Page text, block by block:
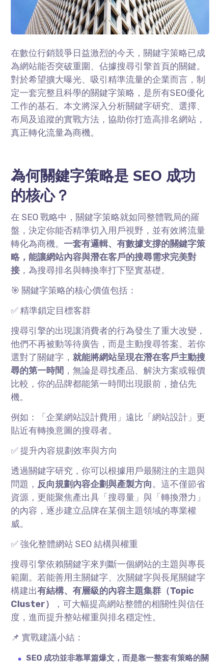
在數位行銷競爭日益激烈的今天，關鍵字策略已成
為網站能否突破重圍、佔據搜尋引擎首頁的關鍵。
對於希望擴大曝光、吸引精準流量的企業而言，制
定一套完整且科學的關鍵字策略，是所有SEO優化
工作的基石。本文將深入分析關鍵字研究、選擇、
布局及追蹤的實戰方法，協助你打造高排名網站，
真正轉化流量為商機。
為何關鍵字策略是 SEO成功
的核心？
在 SEO戰略中，關鍵字策略就如同整體戰局的羅
盤，決定你能否精準切入用戶視野，並有效將流量
轉化為商機。一套有邏輯、有數據支撐的關鍵字策
略，能讓網站內容與潛在客戶的搜尋需求完美對
接 ，為搜尋排名與轉換率打下堅實基礎。
🎯 關鍵字策略的核心價值包括：
✅ 精準鎖定目標客群
搜尋引擎的出現讓消費者的行為發生了重大改變，
他們不再被動等待廣告，而是主動搜尋答案。若你
選對了關鍵字，就能將網站呈現在潛在客戶主動搜
尋的第一時間 ，無論是尋找產品、解決方案或報價
比較，你的品牌都能第一時間出現眼前，搶佔先
機。
例如：「企業網站設計費用」遠比「網站設計」更
貼近有轉換意圖的搜尋者。
✅ 提升內容規劃效率與方向
透過關鍵字研究，你可以根據用戶最關注的主題與
問題， 反向規劃內容企劃與產製方向。這不僅節省
資源，更能聚焦產出具「搜尋量」與「轉換潛力」
的內容，逐步建立品牌在某個主題領域的專業權
威。
✅ 強化整體網站SEO結構與權重
搜尋引擎依賴關鍵字來判斷一個網站的主題與專長
範圍。若能善用主關鍵字、次關鍵字與長尾關鍵字
構建出有結構、有層級的內容主題集群（Topic
Cluster）
，可大幅提高網站整體的相關性與信任
度，進而提升整站權重與排名穩定性。
📌 實戰建議小結：
SEO 成功並非靠單篇爆文，而是靠一整套有策略的關